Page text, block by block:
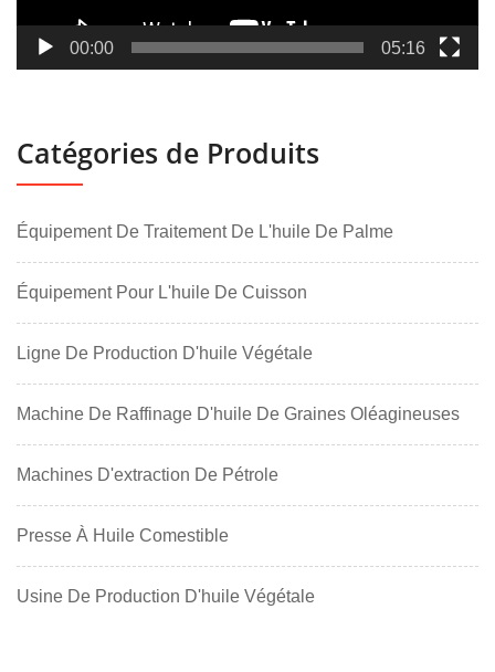
00:00 05:16
Catégories de Produits
Équipement De Traitement De L'huile De Palme
Équipement Pour L'huile De Cuisson
Ligne De Production D'huile Végétale
Machine De Raffinage D'huile De Graines Oléagineuses
Machines D'extraction De Pétrole
Presse À Huile Comestible
Usine De Production D'huile Végétale